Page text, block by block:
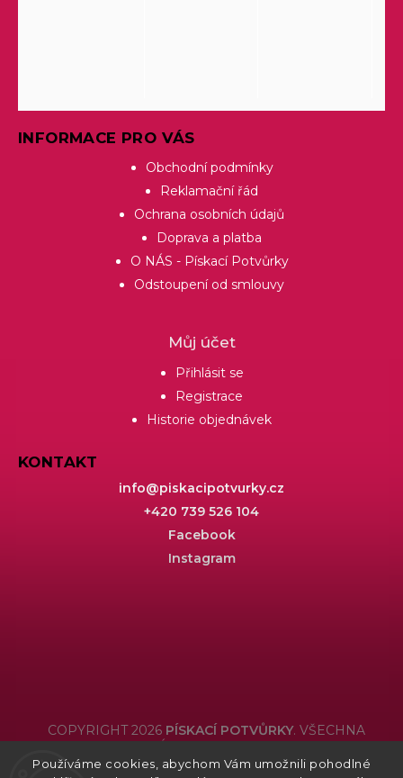
Používáme cookies, abychom Vám umožnili pohodlné
INFORMACE PRO VÁS
Obchodní podmínky
Reklamační řád
Ochrana osobních údajů
Doprava a platba
O NÁS - Pískací Potvůrky
Odstoupení od smlouvy
Můj účet
Přihlásit se
Registrace
Historie objednávek
KONTAKT
info@piskacipotvurky.cz
+420 739 526 104
Facebook
Instagram
COPYRIGHT 2026 PÍSKACÍ POTVŮRKY. VŠECHNA
PRÁVA VYHRAZENA.
Grafický návrh vytvořil a nakódoval Shoptak.cz